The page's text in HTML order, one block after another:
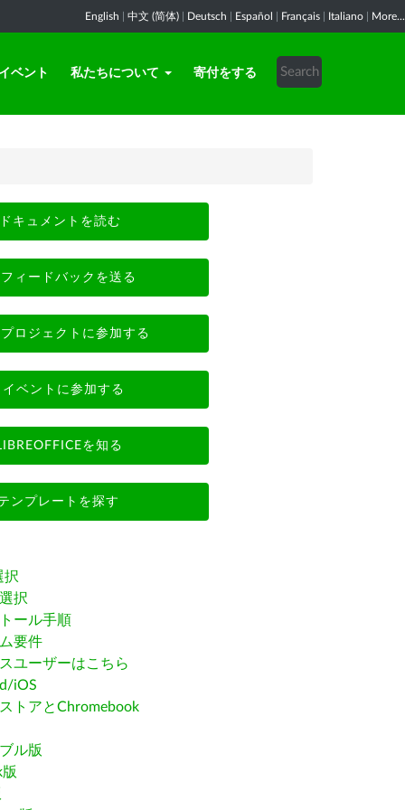
English 中文 (简体) Deutsch Español Français Italiano More...
イベント 私たちについて 寄付をする
ドキュメントを読む
フィードバックを送る
プロジェクトに参加する
イベントに参加する
を知る
ンプレートを探す
択
択
ール手順
要件
ユーザーはこちら
iOS
トアとChromebook
ル版